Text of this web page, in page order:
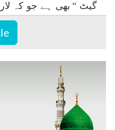
گیٹ “ بھی ہے جو کہ